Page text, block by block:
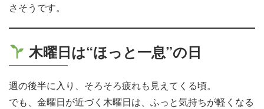
さそうです。
木曜日は“ほっと一息”の日
週の後半に入り、そろそろ疲れも見えてくる頃。
でも、金曜日が近づく木曜日は、ふっと気持ちが軽くなる